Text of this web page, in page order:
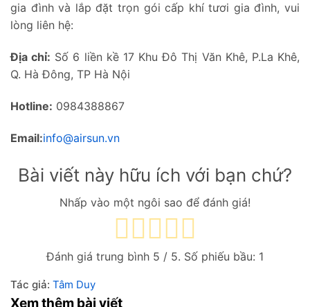
gia đình và lắp đặt trọn gói cấp khí tươi gia đình, vui
lòng liên hệ:
Địa chỉ: Số 6 liền kề 17 Khu Đô Thị Văn Khê, P.La Khê,
Q. Hà Đông, TP Hà Nội
Hotline: 0984388867
Email:info@airsun.vn
Bài viết này hữu ích với bạn chứ?
Nhấp vào một ngôi sao để đánh giá!
Đánh giá trung bình 5 / 5. Số phiếu bầu: 1
Tác giả: Tâm Duy
Xem thêm bài viết